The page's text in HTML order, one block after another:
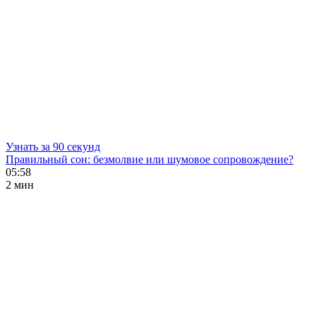
Узнать за 90 секунд
Правильный сон: безмолвие или шумовое сопровождение?
05:58
2 мин